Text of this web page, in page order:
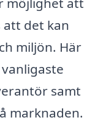
att det kan
miljön. Här
samt
marknaden.